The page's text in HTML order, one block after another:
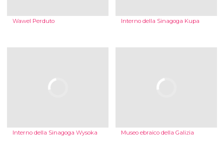
Wawel Perduto Interno della Sinagoga Kupa
Interno della Sinagoga Wysoka Museo ebraico della Galizia